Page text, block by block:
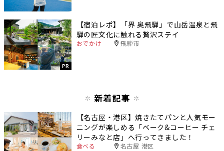
PR
【宿泊レポ】「界 奥飛騨」で山岳温泉と飛
騨の匠文化に触れる贅沢ステイ
おでかけ 飛騨市
新着記事
【名古屋・港区】焼きたてパンと人気モー
ニングが楽しめる「ベーク&コーヒー チェ
リーみなと店」へ行ってきました！
食べる 名古屋 港区